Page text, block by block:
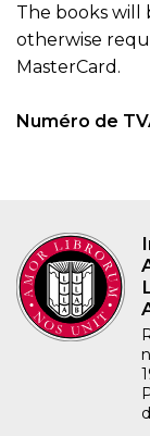
The books will
otherwise
MasterCard.
Numéro de